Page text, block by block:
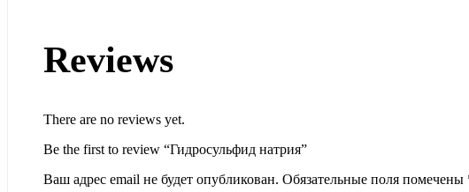
Reviews
There are no reviews yet.
Be the first to review “Гидросульфид натрия”
Ваш адрес email не будет опубликован. Обязательные поля помечены